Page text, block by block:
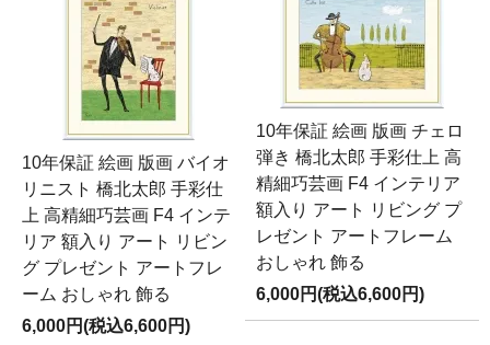
10年保証 絵画 版画 バイオ
リニスト 橋北太郎 手彩仕
上 高精細巧芸画 F4 インテ
リア 額入り アート リビン
グ プレゼント アートフレ
ーム おしゃれ 飾る
6,000円(税込6,600円)
10年保証 絵画 版画 チェロ
弾き 橋北太郎 手彩仕上 高
精細巧芸画 F4 インテリア
額入り アート リビング プ
レゼント アートフレーム
おしゃれ 飾る
6,000円(税込6,600円)